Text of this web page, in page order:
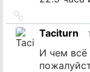
на
источник
Taciturn
И чем всё